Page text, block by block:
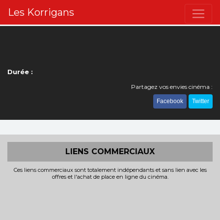
Les Korrigans
Durée :
Partagez vos envies cinéma :
Facebook Twitter
LIENS COMMERCIAUX
Ces liens commerciaux sont totalement indépendants et sans lien avec les
offres et l'achat de place en ligne du cinéma.